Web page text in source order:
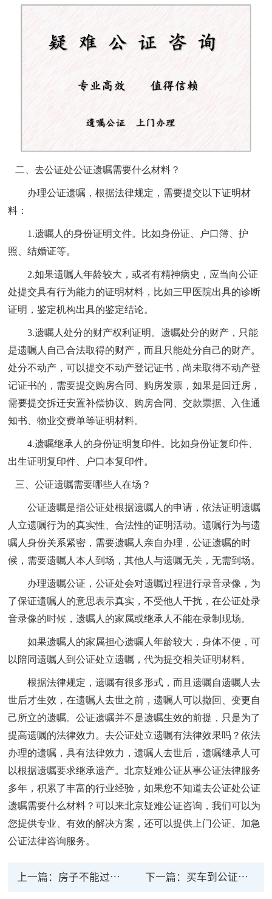
二、去公证处公证遗嘱需要什么材料？
办理公证遗嘱，根据法律规定，需要提交以下证明材
料：
1.遗嘱人的身份证明文件。比如身份证、户口簿、护
照、结婚证等。
2.如果遗嘱人年龄较大，或者有精神病史，应当向公证
处提交具有行为能力的证明材料，比如三甲医院出具的诊断
证明，鉴定机构出具的鉴定结论。
3.遗嘱人处分的财产权利证明。遗嘱处分的财产，只能
是遗嘱人自己合法取得的财产，而且只能处分自己的财产。
处分不动产，可以提交不动产登记证书，尚未取得不动产登
记证书的，需要提交购房合同、购房发票，如果是回迁房，
需要提交拆迁安置补偿协议、购房合同、交款票据、入住通
知书、物业交费单等证明材料。
4.遗嘱继承人的身份证明复印件。比如身份证复印件、
出生证明复印件、户口本复印件。
三、公证遗嘱需要哪些人在场？
公证遗嘱是指公证处根据遗嘱人的申请，依法证明遗嘱
人立遗嘱行为的真实性、合法性的证明活动。遗嘱行为与遗
嘱人身份关系紧密，需要遗嘱人亲自办理，公证遗嘱的时
候，需要遗嘱人本人到场，其他人与遗嘱无关，无需到场。
办理遗嘱公证，公证处会对遗嘱过程进行录音录像，为
了保证遗嘱人的意思表示真实，不受他人干扰，在公证处录
音录像的时候，遗嘱人的家属或继承人不能在录制现场。
如果遗嘱人的家属担心遗嘱人年龄较大，身体不便，可
以陪同遗嘱人到公证处立遗嘱，代为提交相关证明材料。
根据法律规定，遗嘱有很多形式，而且遗嘱自遗嘱人去
世后才生效，在遗嘱人去世之前，遗嘱人可以撤回、变更自
己所立的遗嘱。公证遗嘱并不是遗嘱生效的前提，只是为了
提高遗嘱的法律效力。去公证处立遗嘱有法律效果吗？依法
办理的遗嘱，具有法律效力，遗嘱人去世后，遗嘱继承人可
以根据遗嘱要求继承遗产。北京疑难公证从事公证法律服务
多年，积累了丰富的行业经验，如果您不知道去公证处公证
遗嘱需要什么材料？可以来北京疑难公证咨询 ，我们可以为
您提供专业、有效的解决方案，还可以提供上门公证、加急
公证法律咨询服务。
上一篇： 房子不能过户公证有法律效力吗 下一篇： 买车到公证处公证有没有法律效力